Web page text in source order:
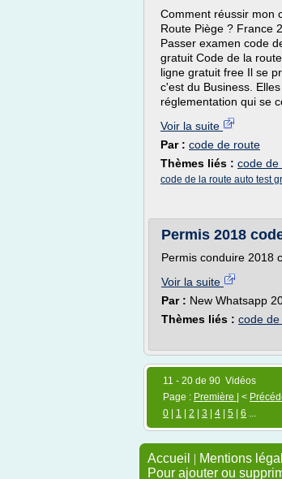
Comment réussir mon
Route Piège ? France
Passer examen code
gratuit Code de la
ligne gratuit free Il se
c'est du Business.
réglementation qui se
Voir la suite
Par : code de route
Thèmes liés : code de
code de la route auto test
Permis 2018
Permis conduire 2018
Voir la suite
Par : New Whatsapp
Thèmes liés : code
11 - 20 de 90 Vidéos
Page : Première | <
0
1 2 3 4 5 6 ...
Accueil | Mentions
Pour ajouter ou